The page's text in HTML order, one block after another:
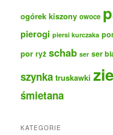
ogórek kiszony owoce
pierogi piersi kurczaka
por ryż schab ser ser
szynka truskawki
śmietana
KATEGORIE